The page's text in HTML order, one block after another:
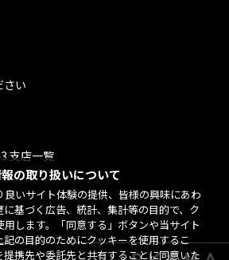
の取り扱いについて
いサイト体験の提供、皆様の興味にあわ
基づく広告、統計、集計等の目的で、ク
します。「同意する」ボタンや当サイト
の目的のためにクッキーを使用するこ
提携先や委託先と共有することに同意いた
さい
支店一覧